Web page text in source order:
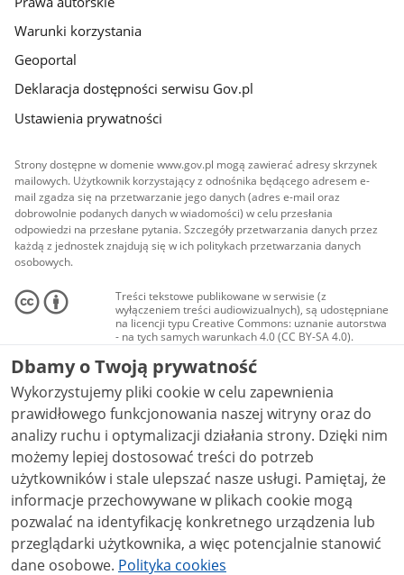
Warunki korzystania
Geoportal
Deklaracja dostępności serwisu Gov.pl
Ustawienia prywatności
Strony dostępne w domenie www.gov.pl mogą zawierać adresy skrzynek
mailowych. Użytkownik korzystający z odnośnika będącego adresem e-
mail zgadza się na przetwarzanie jego danych (adres e-mail oraz
dobrowolnie podanych danych w wiadomości) w celu przesłania
odpowiedzi na przesłane pytania. Szczegóły przetwarzania danych przez
każdą z jednostek znajdują się w ich politykach przetwarzania danych
osobowych.
Treści tekstowe publikowane w serwisie (z
wyłączeniem treści audiowizualnych), są udostępniane
na licencji typu Creative Commons: uznanie autorstwa
- na tych samych warunkach 4.0 (CC BY-SA 4.0).
Materiały audiowizualne, w tym zdjęcia, materiały
audio i wideo, są udostępniane na licencji typu
Creative Commons: uznanie autorstwa użycie
niekomercyjne - bez utworów zależnych 4.0 (CC BY-
NC-ND 4.0), o ile nie jest to stwierdzone inaczej.
Dbamy o Twoją prywatność
Wykorzystujemy pliki cookie w celu zapewnienia
prawidłowego funkcjonowania naszej witryny oraz do
analizy ruchu i optymalizacji działania strony. Dzięki nim
możemy lepiej dostosować treści do potrzeb
użytkowników i stale ulepszać nasze usługi. Pamiętaj, że
informacje przechowywane w plikach cookie mogą
pozwalać na identyfikację konkretnego urządzenia lub
przeglądarki użytkownika, a więc potencjalnie stanowić
dane osobowe. Polityka cookies